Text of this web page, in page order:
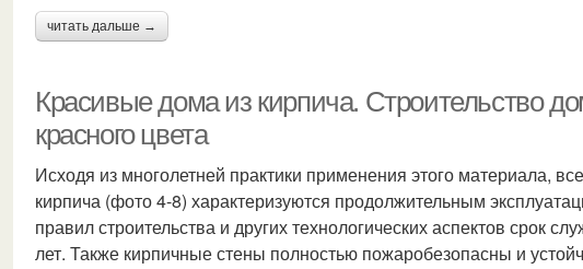
читать дальше →
Красивые дома из кирпича. Строительство
красного цвета
Исходя из многолетней практики применения этого материала,
кирпича (фото 4-8) характеризуются продолжительным
правил строительства и других технологических аспектов срок
лет. Также кирпичные стены полностью пожаробезопасны и